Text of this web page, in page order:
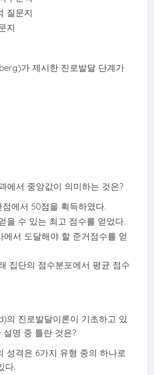
질문지
지
가 제시한 진로발달 단계가
에서 중앙값이 의미하는 것은?
에서 50점을 획득하였다.
을 수 있는 최고 점수를 얻었다.
서 도달해야 할 준거점수를 얻
집단의 점수분포에서 평균 점수
의 진로발달이론이 기초하고 있
설명 중 틀란 것은?
성격은 6가지 유형 중의 하나로
다.